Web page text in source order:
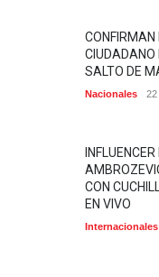
CONFIRMAN
CIUDADANO
SALTO DE
Nacionales 22
CON
EN VIVO
Internacionales